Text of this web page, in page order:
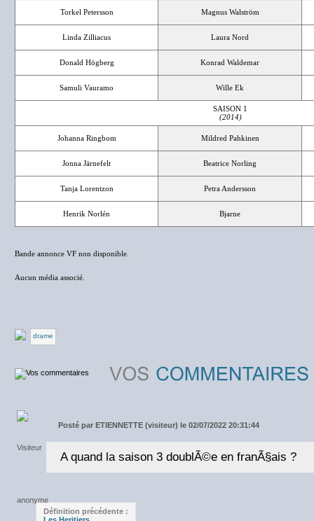
Torkel Petersson Magnus Walström
Linda Zilliacus Laura Nord
Donald Högberg Konrad Waldemar
Samuli Vauramo Wille Ek
SAISON 1
(2014)
Johanna Ringbom Mildred Pahkinen
Jonna Järnefelt Beatrice Norling
Tanja Lorentzon Petra Andersson
Henrik Norlén Bjarne
Bande annonce VF non disponible.
Aucun média associé.
drame
Posté par ETIENNETTE (visiteur) le 02/07/2022 20:31:44
A quand la saison 3 doublÃ©e en franÃ§ais ?
Définition précédente :